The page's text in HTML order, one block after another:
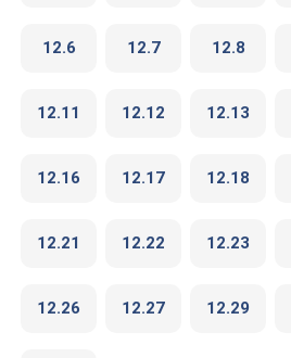
12.6 12.7 12.8
12.11 12.12 12.13
12.16 12.17 12.18
12.21 12.22 12.23
12.26 12.27 12.29